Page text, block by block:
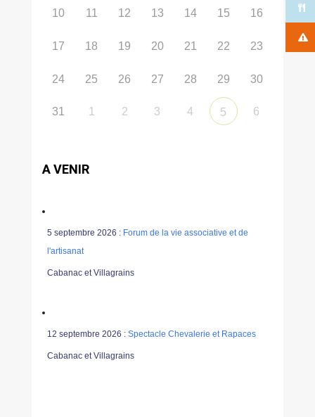
10 11 12 13 14 15 16
17 18 19 20 21 22 23
24 25 26 27 28 29 30
31 1 2 3 4 5 6
A VENIR
5 septembre 2026 : Forum de la vie associative et de
l'artisanat
Cabanac et Villagrains
12 septembre 2026 : Spectacle Chevalerie et Rapaces
Cabanac et Villagrains